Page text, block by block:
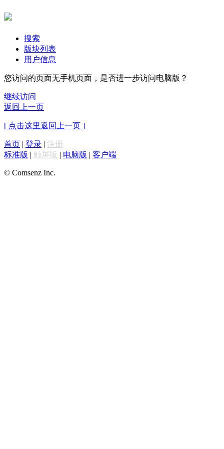
搜索
版块列表
用户信息
您访问的页面无手机页面，是否进一步访问电脑版？
继续访问
返回上一页
[ 点击这里返回上一页 ]
首页 | 登录 | 注册
标准版 | 触屏版 | 电脑版 | 客户端
© Comsenz Inc.